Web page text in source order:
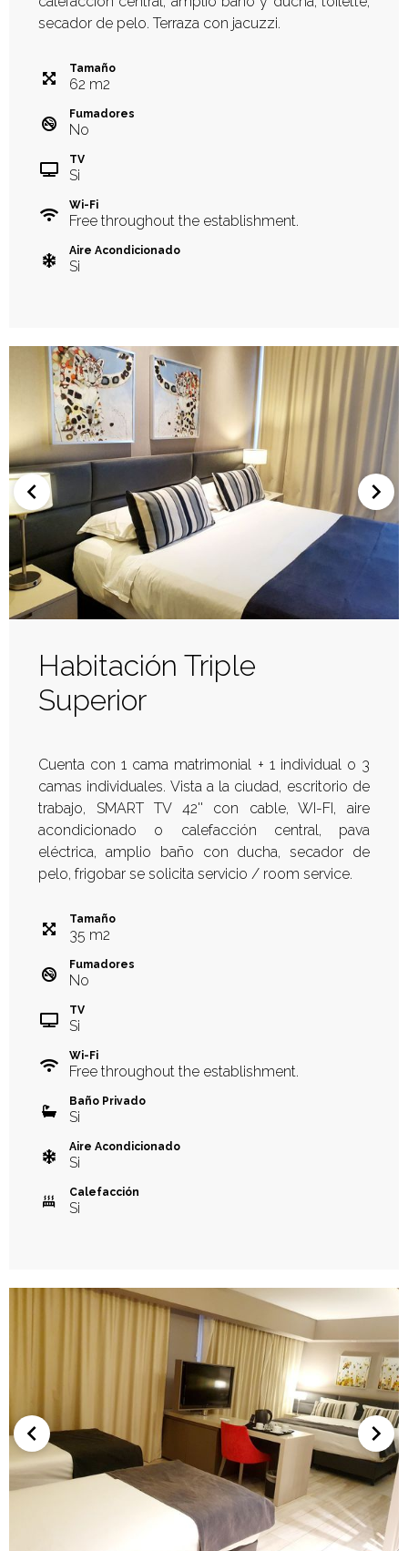
secador de pelo. Terraza con jacuzzi.
Tamaño
62 m2
Fumadores
No
TV
Si
Wi-Fi
Free throughout the establishment.
Aire Acondicionado
Si
Habitación Triple
Superior
Cuenta con 1 cama matrimonial + 1 individual o 3
camas individuales. Vista a la ciudad, escritorio de
trabajo, SMART TV 42'' con cable, WI-FI, aire
acondicionado o calefacción central, pava
eléctrica, amplio baño con ducha, secador de
pelo, frigobar se solicita servicio / room service.
Tamaño
35 m2
Fumadores
No
TV
Si
Wi-Fi
Free throughout the establishment.
Baño Privado
Si
Aire Acondicionado
Si
Calefacción
Si